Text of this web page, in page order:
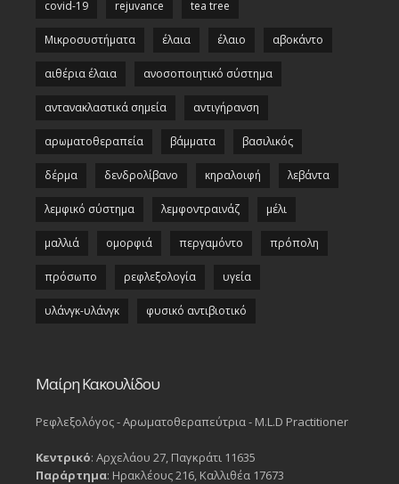
covid-19 rejuvance tea tree
Μικροσυστήματα έλαια έλαιο αβοκάντο
αιθέρια έλαια ανοσοποιητικό σύστημα
αντανακλαστικά σημεία αντιγήρανση
αρωματοθεραπεία βάμματα βασιλικός
δέρμα δενδρολίβανο κηραλοιφή λεβάντα
λεμφικό σύστημα λεμφοντραινάζ μέλι
μαλλιά ομορφιά περγαμόντο πρόπολη
πρόσωπο ρεφλεξολογία υγεία
υλάνγκ-υλάνγκ φυσικό αντιβιοτικό
Μαίρη Κακουλίδου
Ρεφλεξολόγος - Αρωματοθεραπεύτρια - M.L.D Practitioner
Κεντρικό: Αρχελάου 27, Παγκράτι 11635
Παράρτημα: Ηρακλέους 216, Καλλιθέα 17673